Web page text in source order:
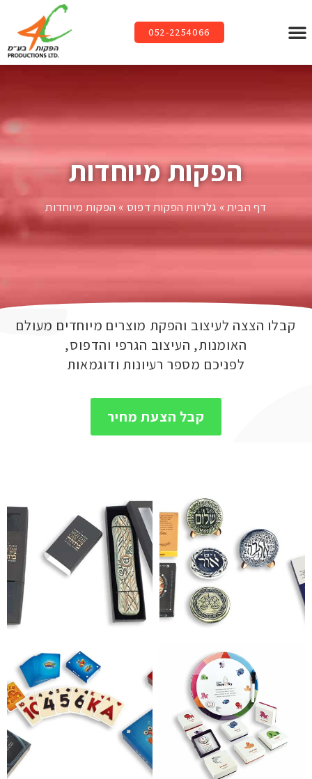
052-2254066
הפקות מיוחדות
דף הבית» גלריות הפקות דפוס » הפקות מיוחדות
קבלו הצצה לעיצוב והפקת מוצרים מיוחדים מעולם
האומנות, העיצוב הגרפי והדפוס,
לפניכם מספר רעיונות ודוגמאות
קבל הצעת מחיר